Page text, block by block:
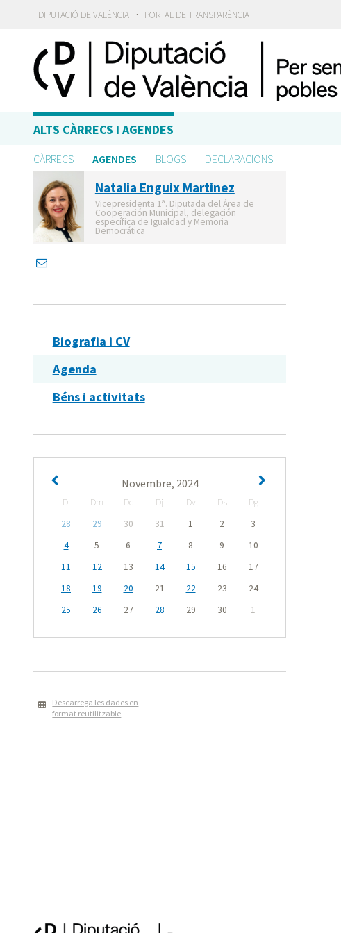
DIPUTACIÓ DE VALÈNCIA · PORTAL DE TRANSPARÈNCIA
ALTS CÀRRECS I AGENDES
CÀRRECS AGENDES BLOGS DECLARACIONS
Natalia Enguix Martinez
Vicepresidenta 1ª. Diputada del Área de
Cooperación Municipal, delegación
específica de Igualdad y Memoria
Democrática
Biografia i CV
Agenda
Béns i activitats
Novembre, 2024
Dl Dm Dc Dj Dv Ds
Dg
28
29 30 31 1 2
3
4
5 6 7 8 9
10
11
12 13 14 15 16
17
18
19 20 21 22 23
24
25
26 27 28 29 30 1
Descarrega les dades en
format reutilitzable